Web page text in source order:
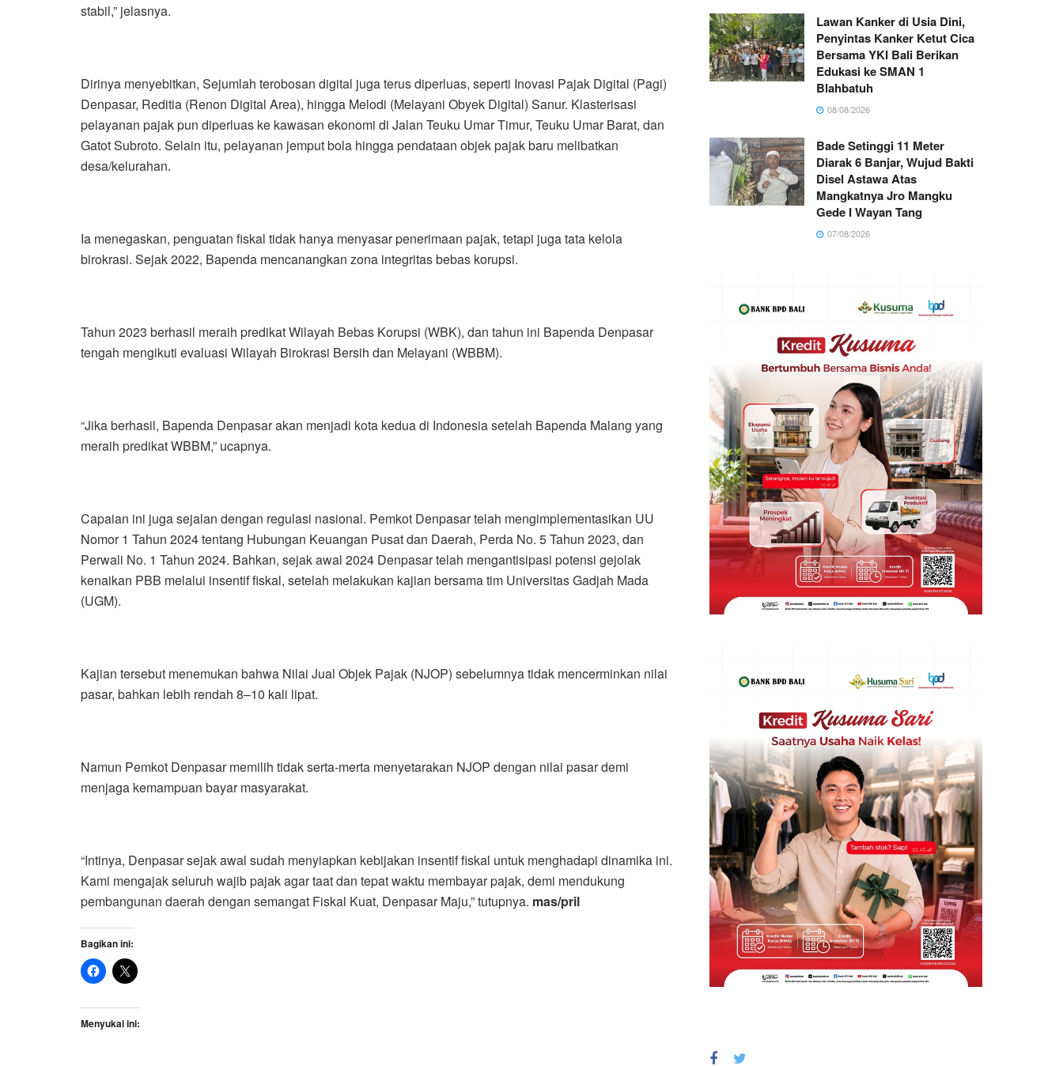
stabil,” jelasnya.
Dirinya menyebitkan, Sejumlah terobosan digital juga terus diperluas, seperti Inovasi Pajak Digital (Pagi)
Denpasar, Reditia (Renon Digital Area), hingga Melodi (Melayani Obyek Digital) Sanur. Klasterisasi
pelayanan pajak pun diperluas ke kawasan ekonomi di Jalan Teuku Umar Timur, Teuku Umar Barat, dan
Gatot Subroto. Selain itu, pelayanan jemput bola hingga pendataan objek pajak baru melibatkan
desa/kelurahan.
Ia menegaskan, penguatan fiskal tidak hanya menyasar penerimaan pajak, tetapi juga tata kelola
birokrasi. Sejak 2022, Bapenda mencanangkan zona integritas bebas korupsi.
Tahun 2023 berhasil meraih predikat Wilayah Bebas Korupsi (WBK), dan tahun ini Bapenda Denpasar
tengah mengikuti evaluasi Wilayah Birokrasi Bersih dan Melayani (WBBM).
“Jika berhasil, Bapenda Denpasar akan menjadi kota kedua di Indonesia setelah Bapenda Malang yang
meraih predikat WBBM,” ucapnya.
Capaian ini juga sejalan dengan regulasi nasional. Pemkot Denpasar telah mengimplementasikan UU
Nomor 1 Tahun 2024 tentang Hubungan Keuangan Pusat dan Daerah, Perda No. 5 Tahun 2023, dan
Perwali No. 1 Tahun 2024. Bahkan, sejak awal 2024 Denpasar telah mengantisipasi potensi gejolak
kenaikan PBB melalui insentif fiskal, setelah melakukan kajian bersama tim Universitas Gadjah Mada
(UGM).
Kajian tersebut menemukan bahwa Nilai Jual Objek Pajak (NJOP) sebelumnya tidak mencerminkan nilai
pasar, bahkan lebih rendah 8–10 kali lipat.
Namun Pemkot Denpasar memilih tidak serta-merta menyetarakan NJOP dengan nilai pasar demi
menjaga kemampuan bayar masyarakat.
“Intinya, Denpasar sejak awal sudah menyiapkan kebijakan insentif fiskal untuk menghadapi dinamika ini.
Kami mengajak seluruh wajib pajak agar taat dan tepat waktu membayar pajak, demi mendukung
pembangunan daerah dengan semangat Fiskal Kuat, Denpasar Maju,” tutupnya. mas/pril
Bagikan ini:
Menyukai ini:
Lawan Kanker di Usia Dini,
Penyintas Kanker Ketut Cica
Bersama YKI Bali Berikan
Edukasi ke SMAN 1
Blahbatuh
08/08/2026
Bade Setinggi 11 Meter
Diarak 6 Banjar, Wujud Bakti
Disel Astawa Atas
Mangkatnya Jro Mangku
Gede I Wayan Tang
07/08/2026